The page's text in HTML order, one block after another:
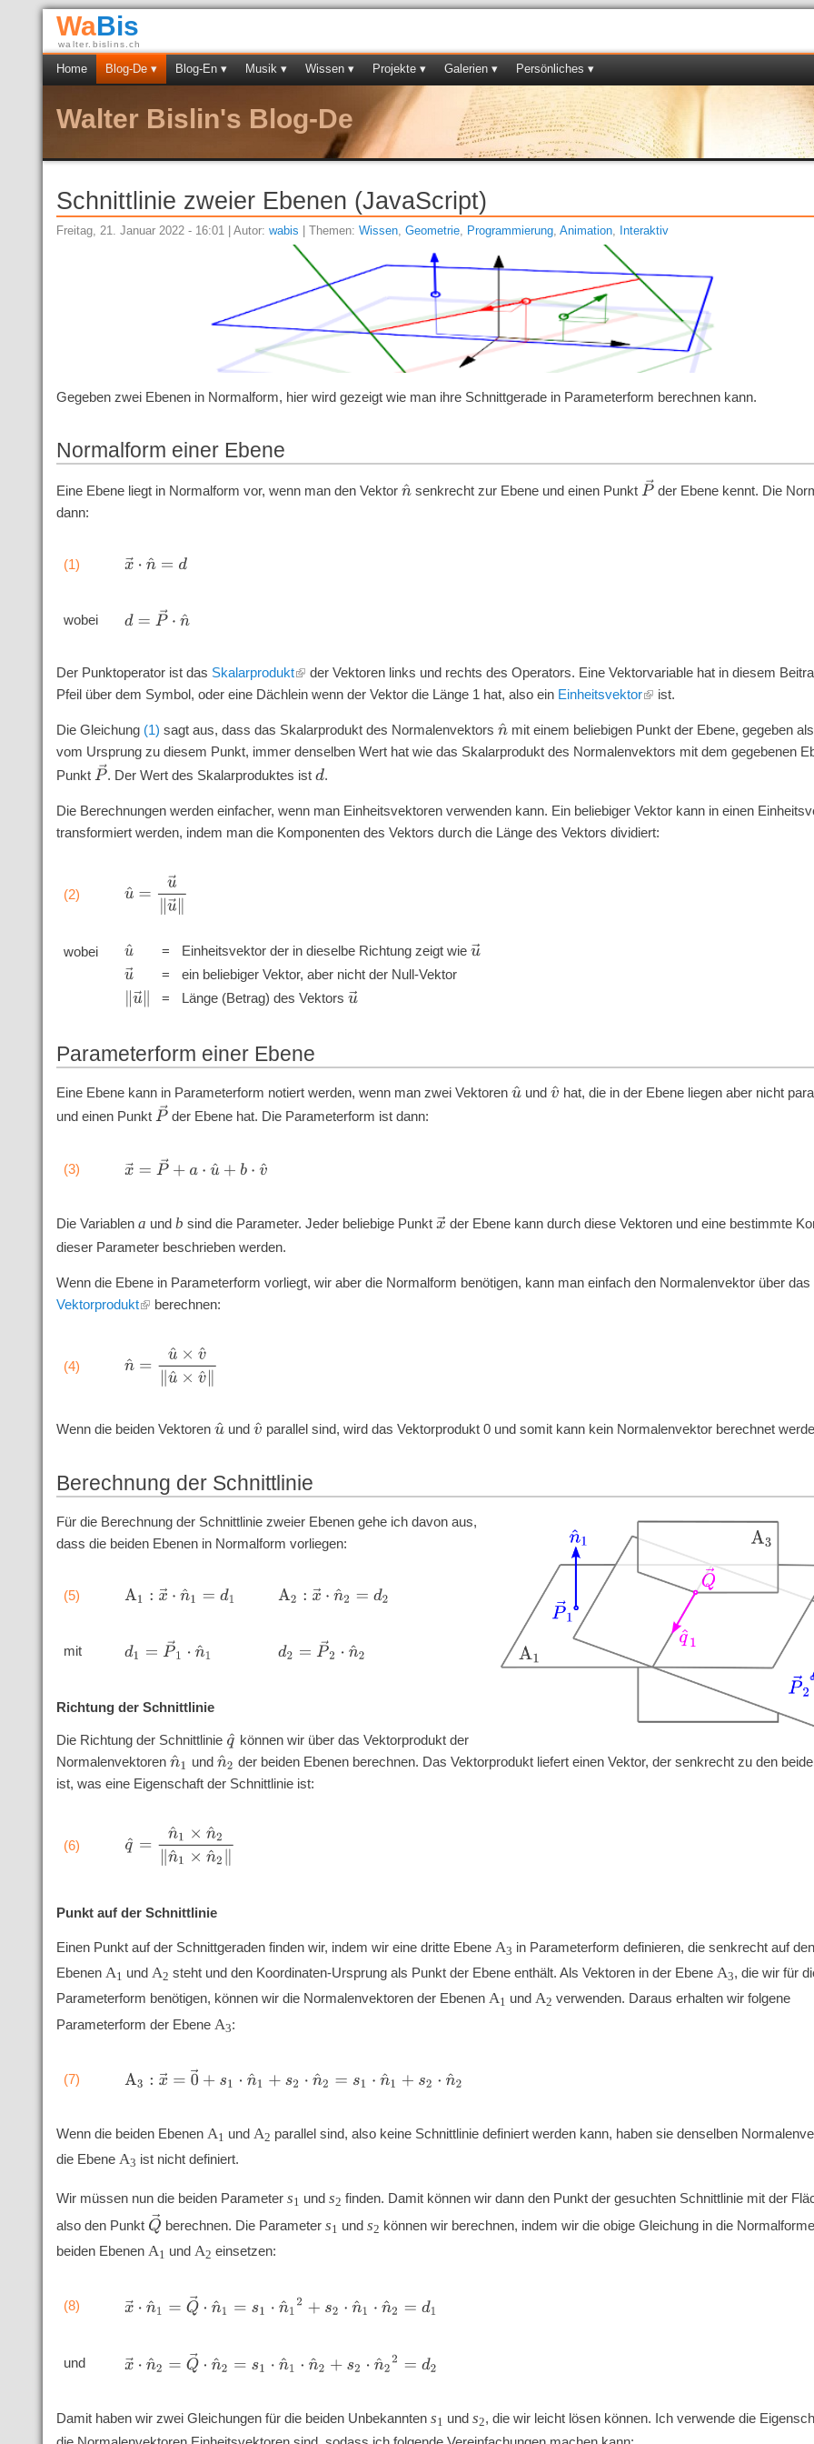
WaBis
walter.bislins.ch
Home Blog-De ▾ Blog-En ▾ Musik ▾ Wissen ▾ Projekte ▾ Galerien ▾ Persönliches ▾
Walter Bislin's Blog-De
Schnittlinie zweier Ebenen (JavaScript)
Freitag, 21. Januar 2022 - 16:01 | Autor:wabis | Themen:Wissen,Geometrie, Programmierung,Animation, Interaktiv
Gegeben zwei Ebenen in Normalform, hier wird gezeigt wie man ihre Schnittgerade in Parameterform berechnen kann.
Normalform einer Ebene
Eine Ebene liegt in Normalform vor, wenn man den Vektorn^senkrecht zur Ebene und einen Punkt P→der Ebene kennt. Die
dann:
(1) x →⋅n ^= d
wobei d =P →⋅ n ^
Der Punktoperator ist das Skalarprodukt
der Vektoren links und rechts des Operators. Eine Vektorvariable hat in diesem
Pfeil über dem Symbol, oder eine Dächlein wenn der Vektor die Länge 1 hat, also ein Einheitsvektor ist.
Die Gleichung (1) sagt aus, dass das Skalarprodukt des Normalenvektorsn^ mit einem beliebigen Punkt der Ebene, gegeben
vom Ursprung zu diesem Punkt, immer denselben Wert hat wie das Skalarprodukt des Normalenvektors mit dem gegebenen
Punkt P→
. Der Wert des Skalarproduktes istd.
Die Berechnungen werden einfacher, wenn man Einheitsvektoren verwenden kann. Ein beliebiger Vektor kann in einen
transformiert werden, indem man die Komponenten des Vektors durch die Länge des Vektors dividiert:
(2)
‖u
wobei u^ = Einheitsvektor der in dieselbe Richtung zeigt wie u→
u→ =
ein beliebiger Vektor, aber nicht der Null-Vektor
u→ = Länge (Betrag) des Vektors u→
Parameterform einer Ebene
Eine Ebene kann in Parameterform notiert werden, wenn man zwei Vektorenu^und v^ hat, die in der Ebene liegen aber nicht
und einen Punkt P→der Ebene hat. Die Parameterform ist dann:
(3) x→ =P → +a⋅ u^ +b ⋅v ^
Die Variablena undb sind die Parameter. Jeder beliebige Punktx→der Ebene kann durch diese Vektoren und eine bestimmte
dieser Parameter beschrieben werden.
Wenn die Ebene in Parameterform vorliegt, wir aber die Normalform benötigen, kann man einfach den Normalenvektor über das
Vektorprodukt
berechnen:
(4)
v^ ‖u ^×
Wenn die beiden Vektorenu^und v^ parallel sind, wird das Vektorprodukt 0 und somit kann kein Normalenvektor berechnet
Berechnung der Schnittlinie
Für die Berechnung der Schnittlinie zweier Ebenen gehe ich davon aus,
dass die beiden Ebenen in Normalform vorliegen:
(5) A 1: x→ ⋅n^ =d 1 A 2: x→ ⋅n^2 =d 2
mit d1 =P →1 n ^1 d2 =P →2 n ^2
Richtung der Schnittlinie
Die Richtung der Schnittlinie q^ können wir über das Vektorprodukt der
Normalenvektorenn^1 und n^2 der beiden Ebenen berechnen. Das Vektorprodukt liefert einen Vektor, der senkrecht zu den
ist, was eine Eigenschaft der Schnittlinie ist:
(6)
×n 2‖ n^1
Punkt auf der Schnittlinie
Einen Punkt auf der Schnittgeraden finden wir, indem wir eine dritte Ebene A3 in Parameterform definieren, die senkrecht auf
Ebenen A1 und A2 steht und den Koordinaten-Ursprung als Punkt der Ebene enthält. Als Vektoren in der Ebene A3, die wir für
Parameterform benötigen, können wir die Normalenvektoren der Ebenen A1 und A2 verwenden. Daraus erhalten wir folgene
Parameterform der Ebene A3:
(7) A 3:x → = → +s1⋅n 1 +s2 ⋅ n^2 =s1 ⋅n^ 1 +s2 n 2
Wenn die beiden Ebenen A1 und A2 parallel sind, also keine Schnittlinie definiert werden kann, haben sie denselben
die Ebene A3 ist nicht definiert.
Wir müssen nun die beiden Parameters1 unds2 finden. Damit können wir dann den Punkt der gesuchten Schnittlinie mit der
also den Punkt Q→berechnen. Die Parameter s1 und s2 können wir berechnen, indem wir die obige Gleichung in die
beiden Ebenen A1 und A2 einsetzen:
(8) x →⋅n ^1 Q→ ⋅n^ 1= 1⋅n ^1 + s2 ^1 2= 1
und x →⋅n ^2 Q→ ⋅n^ 2= 1⋅n ⋅n + 2⋅ 22 =d 2
Damit haben wir zwei Gleichungen für die beiden Unbekanntens1 unds2, die wir leicht lösen können. Ich verwende die